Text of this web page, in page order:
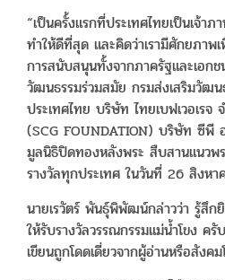
“เป็นครั้งแรกที่ประเทศไทยเป็นเจ้า
ทำให้ดีที่สุด และคิดว่าเรามีศักยภาพ
การสนับสนุนทั้งจากภาครัฐและเอก
วัฒนธรรมร่วมสมัย กรมส่งเสริมวัฒ
ประเทศไทย บริษัท ไทยเบฟเวอเร
(SCG FOUNDATION) บริษัท ซีพี
มูลนิธิปิดทองหลังพระ สืบสานแนวพ
รางวัลทุกประเทศ ในวันที่ 26 สิงห
นายเรวัตร์ พันธุ์พิพัฒน์กล่าวว่า รู้สึก
ให้รับรางวัลวรรณกรรมแม่น้ำโขง ค
เขียนถูกโดดเดี่ยวจากผู้อ่านหรือสังค